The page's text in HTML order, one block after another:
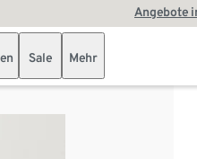
Angebote
Sale Mehr